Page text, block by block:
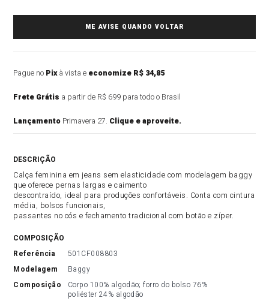
Pague no Pixà vista e economize R$ 34,85
Frete Grátis a partir de R$ 699 para todo o Brasil
Lançamento Primavera 27. Clique e aproveite.
Calça feminina em jeans sem elasticidade com modelagem baggy
que oferece pernas largas e caimento
descontraído, ideal para produções confortáveis. Conta com cintura
média, bolsos funcionais,
passantes no cós e fechamento tradicional com botão e zíper.
COMPOSIÇÃO
referência
501CF008803
modelagem
Baggy
composição
Corpo 100% algodão; forro do bolso 76%
poliéster 24% algodão